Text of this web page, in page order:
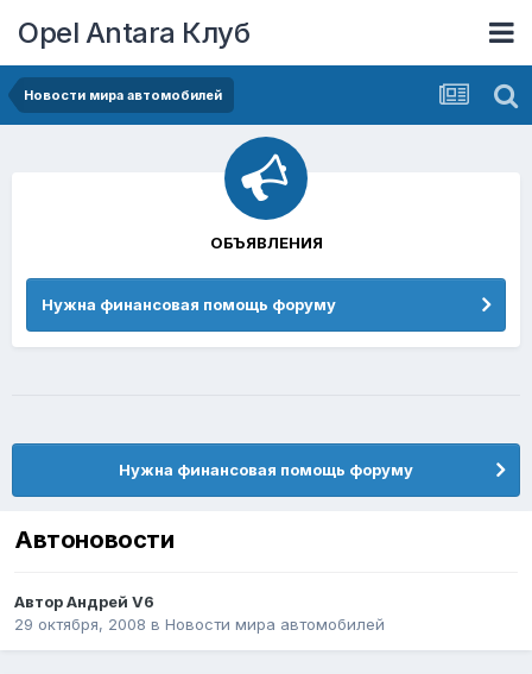
Opel Antara Клуб
Новости мира автомобилей
Нужна финансовая помощь форуму
Автоновости
АвторАндрей V6
29 октября, 2008 в Новости мира автомобилей
ОБЪЯВЛЕНИЯ
Нужна финансовая помощь форуму